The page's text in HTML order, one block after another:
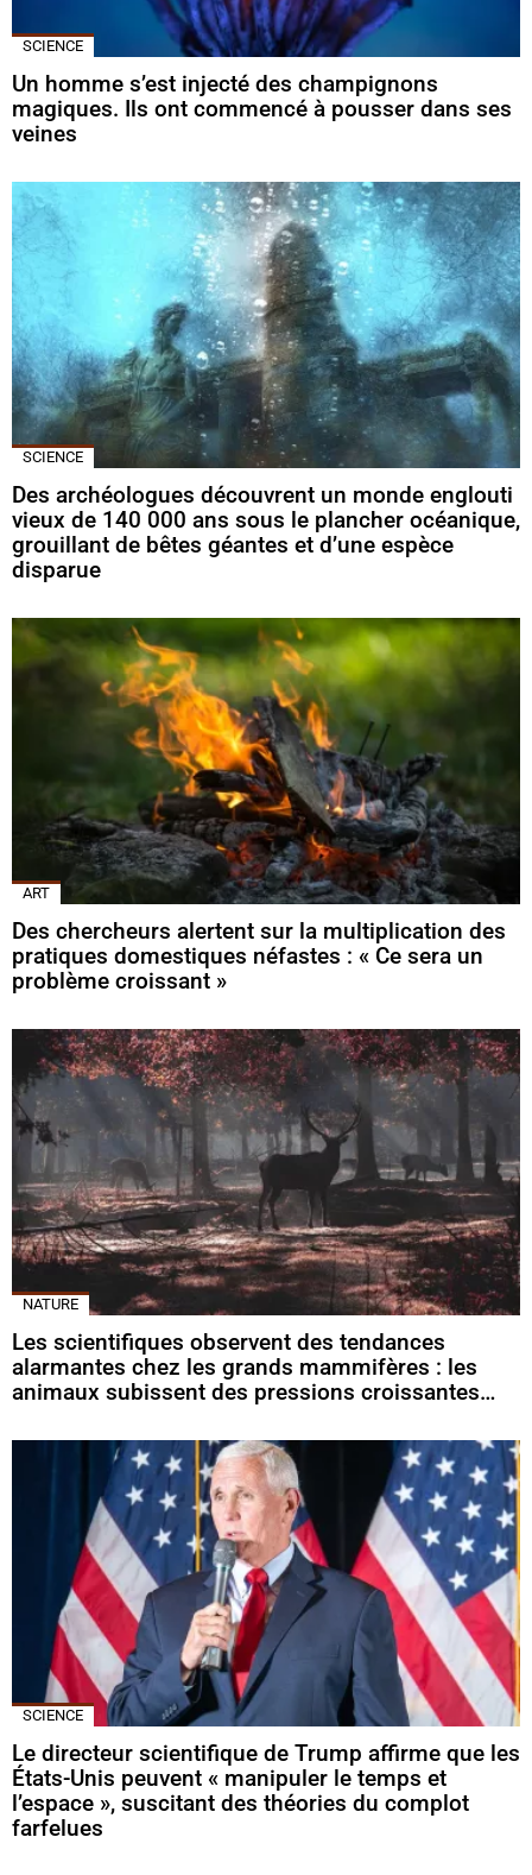
SCIENCE
Un homme s’est injecté des champignons
magiques. Ils ont commencé à pousser dans ses
veines
SCIENCE
Des archéologues découvrent un monde englouti
vieux de 140 000 ans sous le plancher océanique,
grouillant de bêtes géantes et d’une espèce
disparue
ART
Des chercheurs alertent sur la multiplication des
pratiques domestiques néfastes : « Ce sera un
problème croissant »
NATURE
Les scientifiques observent des tendances
alarmantes chez les grands mammifères : les
animaux subissent des pressions croissantes…
SCIENCE
Le directeur scientifique de Trump affirme que les
États-Unis peuvent « manipuler le temps et
l’espace », suscitant des théories du complot
farfelues